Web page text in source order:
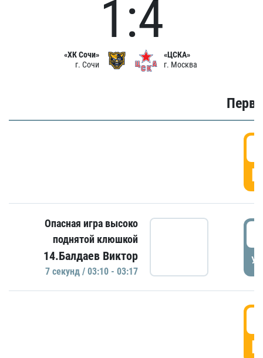
«ХК Сочи»
г. Сочи
1:4
«ЦСКА»
г. Москва
Опасная игра высоко
поднятой клюшкой
14.Балдаев Виктор
7 секунд / 03:10 - 03:17